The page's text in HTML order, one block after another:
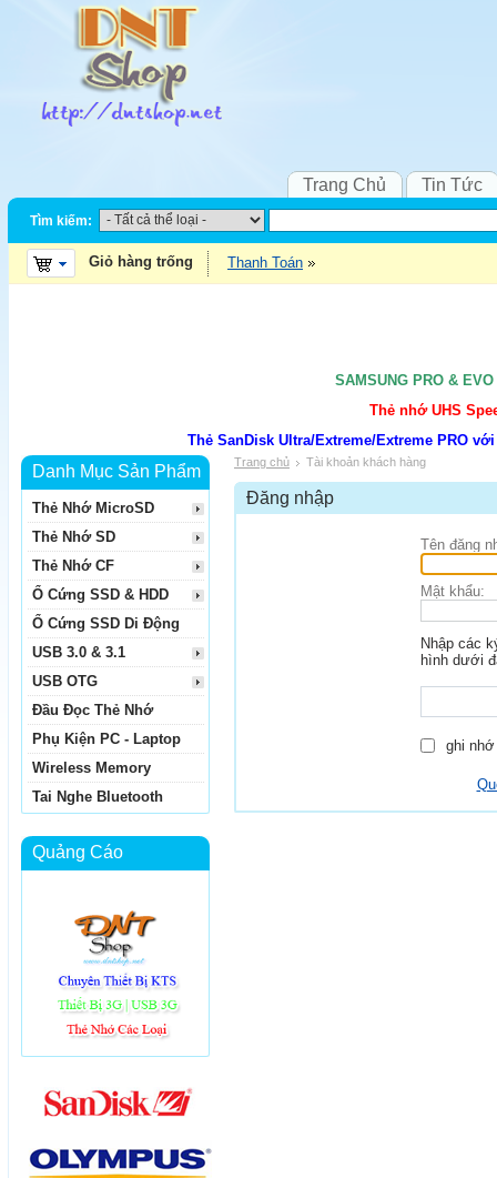
Trang Chủ Tin Tức
Tìm kiếm:
Giỏ hàng trống Thanh Toán
SAMSUNG PRO &
Thẻ nhớ UHS
Thẻ SanDisk Ultra/Extreme/Extreme PRO
Trang chủ Tài khoản khách hàng
Đăng nhập
Tên đăng
Mật khẩu:
Nhập các
hình dưới
ghi
Danh Mục Sản Phẩm
Thẻ Nhớ MicroSD
Thẻ Nhớ SD
Thẻ Nhớ CF
Ổ Cứng SSD & HDD
Ổ Cứng SSD Di Động
USB 3.0 & 3.1
USB OTG
Đầu Đọc Thẻ Nhớ
Phụ Kiện PC - Laptop
Wireless Memory
Tai Nghe Bluetooth
Quảng Cáo